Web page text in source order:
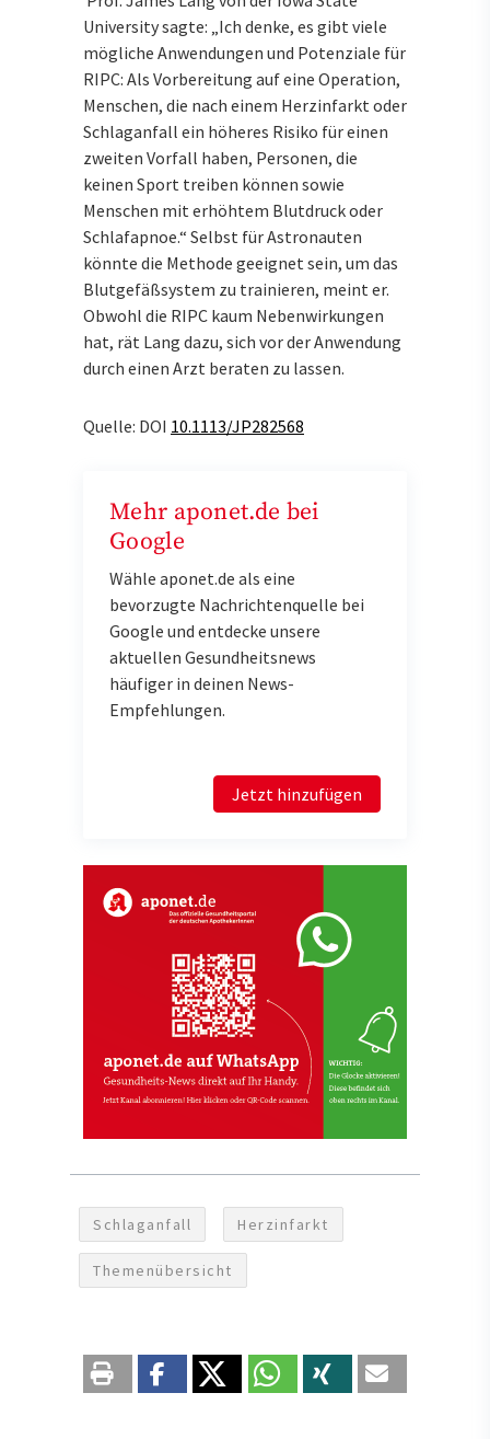
University sagte: „Ich denke, es gibt viele
mögliche Anwendungen und Potenziale für
RIPC: Als Vorbereitung auf eine Operation,
Menschen, die nach einem Herzinfarkt oder
Schlaganfall ein höheres Risiko für einen
zweiten Vorfall haben, Personen, die
keinen Sport treiben können sowie
Menschen mit erhöhtem Blutdruck oder
Schlafapnoe.“ Selbst für Astronauten
könnte die Methode geeignet sein, um das
Blutgefäßsystem zu trainieren, meint er.
Obwohl die RIPC kaum Nebenwirkungen
hat, rät Lang dazu, sich vor der Anwendung
durch einen Arzt beraten zu lassen.
Quelle: DOI 10.1113/JP282568
Mehr aponet.de bei
Google
Wähle aponet.de als eine
bevorzugte Nachrichtenquelle bei
Google und entdecke unsere
aktuellen Gesundheitsnews
häufiger in deinen News-
Empfehlungen.
Jetzt hinzufügen
Schlaganfall Herzinfarkt
Themenübersicht